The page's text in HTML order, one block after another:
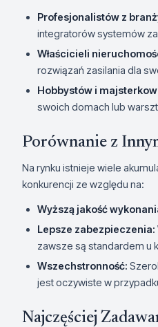
Profesjonalistów z
integratorów systemów
Właścicieli
rozwiązań zasilania dla
Hobbystów i
swoich domach lub
Porównanie z
Na rynku istnieje wiele
konkurencji ze względu na:
Wyższą jakość
Lepsze zabezpieczenia:
zawsze są standardem u
Wszechstronność:
jest oczywiste w
Najczęściej